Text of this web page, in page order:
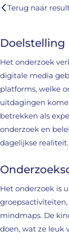
Terug naar
Doelstelling
Het onderzoek
digitale media
platforms, welke
uitdagingen
betrekken als
onderzoek en
dagelijkse realiteit.
Het onderzoek is
mindmaps. De
doen, wat ze leuk